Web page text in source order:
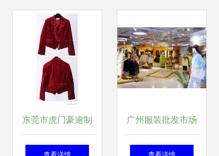
东莞市虎门豪逾制
衣厂 服装加工与服
广州服装批发市场
要“变脸” 从批发到